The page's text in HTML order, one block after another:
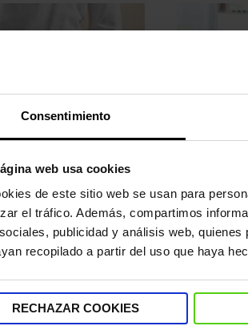
Consentimiento
web usa cookies
de este sitio web se usan para
el tráfico. Además, compartimos
publicidad y análisis web,
recopilado a partir del uso que haya
RECHAZAR COOKIES
en el
se activa con un
saldrá
No mas
Con Polti
el depósito
con agua